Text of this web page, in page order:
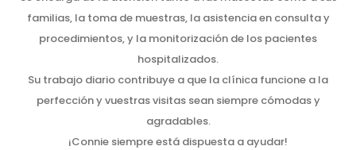
familias, la toma de muestras, la asistencia en consulta y
procedimientos, y la monitorización de los pacientes
hospitalizados.
Su trabajo diario contribuye a que la clínica funcione a la
perfección y vuestras visitas sean siempre cómodas y
agradables.
¡Connie siempre está dispuesta a ayudar!